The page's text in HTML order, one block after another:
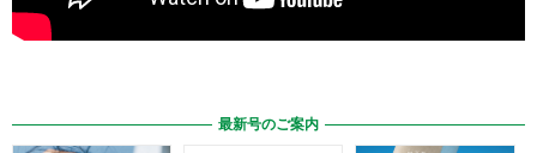
最新号のご案内